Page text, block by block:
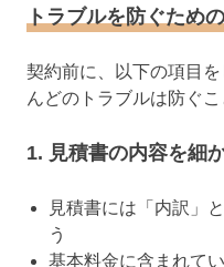
トラブルを防ぐため
契約前に、以下の項目
んどのトラブルは防ぐこ
1. 見積書の内容を細
見積書には「内訳」
う
基本料金に含まれて